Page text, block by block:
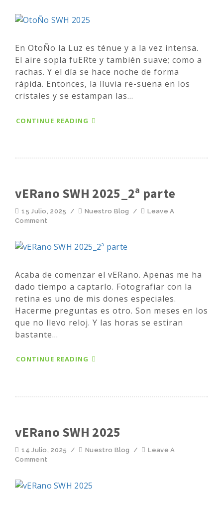
En OtoÑo la Luz es ténue y a la vez intensa.
El aire sopla fuERte y también suave; como a
rachas. Y el día se hace noche de forma
rápida. Entonces, la lluvia re-suena en los
cristales y se estampan las...
CONTINUE READING
vERano SWH 2025_2ª parte
15 Julio, 2025 / Nuestro Blog /
Leave A
Comment
Acaba de comenzar el vERano. Apenas me ha
dado tiempo a captarlo. Fotografiar con la
retina es uno de mis dones especiales.
Hacerme preguntas es otro. Son meses en los
que no llevo reloj. Y las horas se estiran
bastante...
CONTINUE READING
vERano SWH 2025
14 Julio, 2025 / Nuestro Blog /
Leave A
Comment